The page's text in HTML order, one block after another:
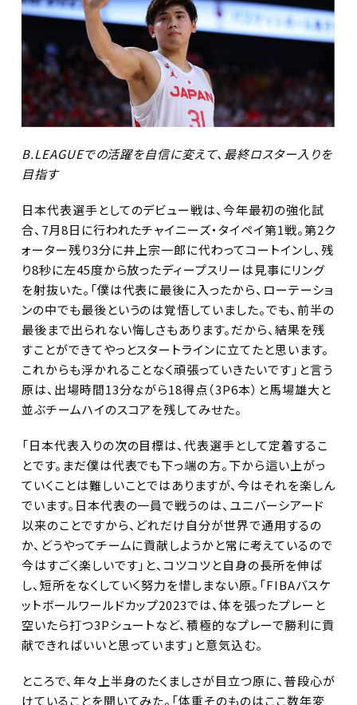
B.LEAGUEでの活躍を自信に変えて、最終ロスター入りを
目指す
日本代表選手としてのデビュー戦は、今年最初の強化試
合、7月8日に行われたチャイニーズ・タイペイ第1戦。第2ク
ォーター残り3分に井上宗一郎に代わってコートインし、残
り8秒に左45度から放ったディープスリーは見事にリング
を射抜いた。「僕は代表に最後に入ったから、ローテーショ
ンの中でも最後というのは覚悟していました。でも、前半の
最後まで出られない悔しさもあります。だから、結果を残
すことができてやっとスタートラインに立てたと思います。
これからも浮かれることなく頑張っていきたいです」と言う
原は、出場時間13分ながら18得点（3P6本）と馬場雄大と
並ぶチームハイのスコアを残してみせた。
「日本代表入りの次の目標は、代表選手として定着するこ
とです。まだ僕は代表でも下っ端の方。下から這い上がっ
ていくことは難しいことではありますが、今はそれを楽しん
でいます。日本代表の一員で戦うのは、ユニバーシアード
以来のことですから、どれだけ自分が世界で通用するの
か、どうやってチームに貢献しようかと常に考えているので
今はすごく楽しいです」と、コツコツと自身の長所を伸ば
し、短所をなくしていく努力を惜しまない原。「FIBAバスケ
ットボールワールドカップ2023では、体を張ったプレーと
空いたら打つ3Pシュートなど、積極的なプレーで勝利に貢
献できればいいと思っています」と意気込む。
ところで、年々上半身のたくましさが目立つ原に、普段心が
けていることを聞いてみた。「体重そのものはここ数年変